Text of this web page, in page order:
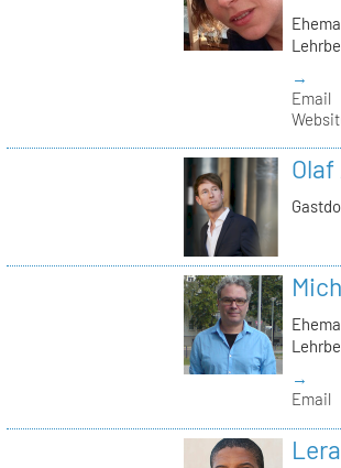
→
Email
→
Email